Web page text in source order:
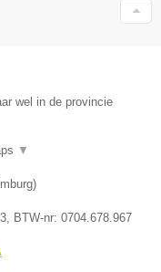
wel in de provincie
▼
)
, BTW-nr: 0704.678.967